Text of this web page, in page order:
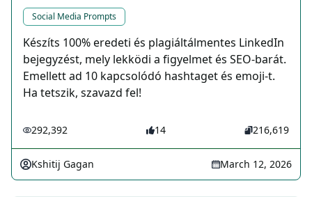
Social Media Prompts
Készíts 100% eredeti és plagiáltálmentes LinkedIn
bejegyzést, mely lekködi a figyelmet és SEO-barát.
Emellett ad 10 kapcsolódó hashtaget és emoji-t.
Ha tetszik, szavazd fel!
292,392 14 216,619
Kshitij Gagan March 12, 2026